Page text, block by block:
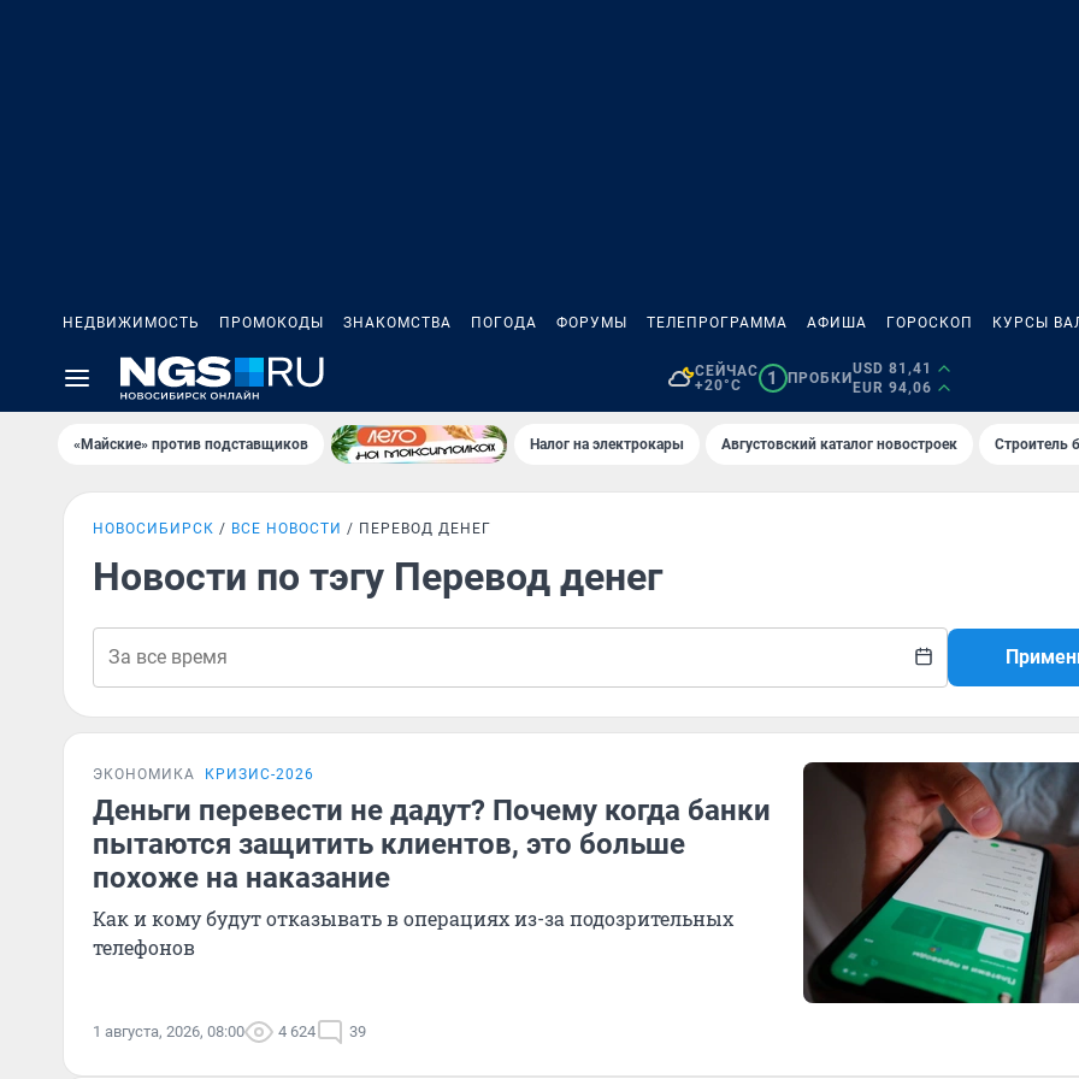
НЕДВИЖИМОСТЬ ПРОМОКОДЫ ЗНАКОМСТВА ПОГОДА ФОРУМЫ ТЕЛЕПРОГРАММА АФИША ГОРОСКОП КУРСЫ
СЕЙЧАС
+20°C
1 ПРОБКИ
USD 81,41
EUR 94,06
«Майские» против подставщиков Налог на электрокары Августовский каталог новостроек Строитель
НОВОСИБИРСК ВСЕ НОВОСТИ ПЕРЕВОД ДЕНЕГ
Новости по тэгу Перевод денег
ЭКОНОМИКА КРИЗИС-2026
Деньги перевести не дадут? Почему когда банки
пытаются защитить клиентов, это больше
похоже на наказание
Как и кому будут отказывать в операциях из-за подозрительных
телефонов
1 августа, 2026, 08:00 4 624 39